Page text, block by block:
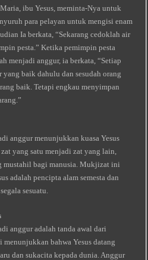
ibu Yesus, meminta-Nya untuk
para pelayan untuk mengisi enam
Ia berkata, “Sekarang cedoklah air
pesta.” Ketika pemimpin pesta
menjadi anggur, ia berkata, “Setiap
baik dahulu dan sesudah orang
baik. Tetapi engkau menyimpan
anggur menunjukkan kuasa Yesus
yang satu menjadi zat yang lain,
mustahil bagi manusia. Mukjizat ini
adalah pencipta alam semesta dan
sesuatu.
anggur adalah tanda awal dari
bahwa Yesus datang
dan sukacita kepada dunia. Anggur